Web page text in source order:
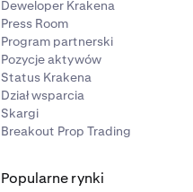
Deweloper Krakena
Press Room
Program partnerski
Pozycje aktywów
Status Krakena
Dział wsparcia
Skargi
Breakout Prop Trading
Popularne rynki